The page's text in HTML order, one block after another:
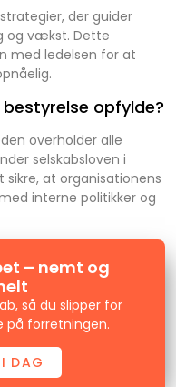
der guider
og vækst. Dette
ledelsen for at
bestyrelse opfylde?
overholder alle
selskabsloven i
at organisationens
interne politikker og
– nemt og
så du slipper for
på forretningen.
DAG